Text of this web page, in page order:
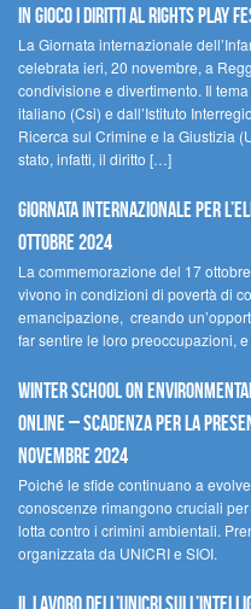
In gioco i diritti al Rights Play
La Giornata internazionale
celebrata ieri, 20 novembre, a
condivisione e divertimento. Il
italiano (Csi) e dall’Istituto
Ricerca sul Crimine e la Giustizia
stato, infatti, il diritto […]
Giornata internazionale per
ottobre 2024
La commemorazione del 17
vivono in condizioni di povertà di
emancipazione, creando
far sentire le loro preoccupazioni,
Winter School on
Online – Scadenza per la
novembre 2024
Poiché le sfide continuano a
conoscenze rimangono cruciali
lotta contro i crimini ambientali.
organizzata da UNICRI e SIOI.